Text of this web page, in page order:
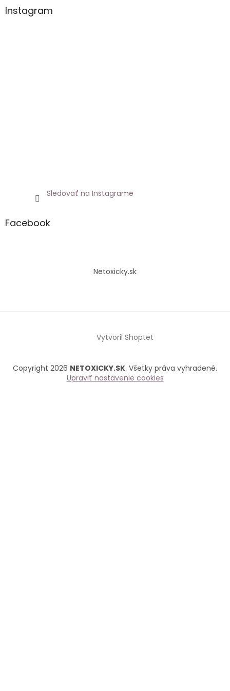
Instagram
Sledovať na Instagrame
Facebook
Netoxicky.sk
Vytvoril Shoptet
Copyright 2026 NETOXICKY.SK. Všetky práva vyhradené.
Upraviť nastavenie cookies